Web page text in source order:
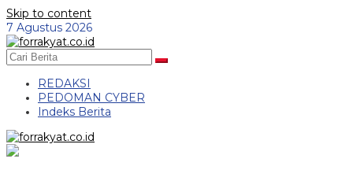
Skip to content
7 Agustus 2026
REDAKSI
PEDOMAN CYBER
Indeks Berita